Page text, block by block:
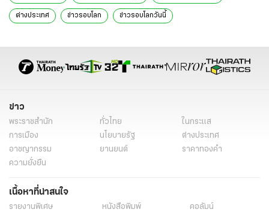
ต่างประเทศ ข่าวรอบโลก ข่าวรอบโลกวันนี้
ข่าววันนี้ล่าสุด
ข่าว
พระราชสำนัก ทั่วไทย
ในกระแส
การเมือง
นโยบายรัฐ
ต่างประเทศ
อาชญากรรม
ยานยนต์
ราคาทองคำ
ความยั่งยืน
เนื้อหาที่น่าสนใจ
รายงานพิเศษ หนังสือพิมพ์
คอลัมน์